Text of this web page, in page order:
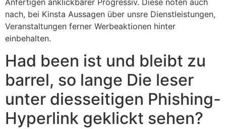
nach, bei Kinsta Aussagen über unsre Dienstleistungen,
Veranstaltungen ferner Werbeaktionen hinter
einbehalten.
Had been ist und bleibt zu
barrel, so lange Die leser
unter diesseitigen Phishing-
Hyperlink geklickt sehen?